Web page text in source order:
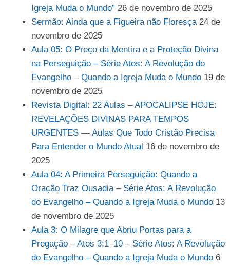
Igreja Muda o Mundo” 26 de novembro de 2025
Sermão: Ainda que a Figueira não Floresça 24 de
novembro de 2025
Aula 05: O Preço da Mentira e a Proteção Divina
na Perseguição – Série Atos: A Revolução do
Evangelho – Quando a Igreja Muda o Mundo 19 de
novembro de 2025
Revista Digital: 22 Aulas – APOCALIPSE HOJE:
REVELAÇÕES DIVINAS PARA TEMPOS
URGENTES — Aulas Que Todo Cristão Precisa
Para Entender o Mundo Atual 16 de novembro de
2025
Aula 04: A Primeira Perseguição: Quando a
Oração Traz Ousadia – Série Atos: A Revolução
do Evangelho – Quando a Igreja Muda o Mundo 13
de novembro de 2025
Aula 3: O Milagre que Abriu Portas para a
Pregação – Atos 3:1–10 – Série Atos: A Revolução
do Evangelho – Quando a Igreja Muda o Mundo 6